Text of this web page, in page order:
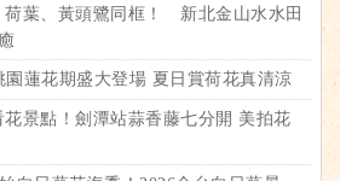
荷葉、黃頭鷺同框！ 新北金山水水田
園蓮花期盛大登場 夏日賞荷花真清涼
花景點！劍潭站蒜香藤七分開 美拍花